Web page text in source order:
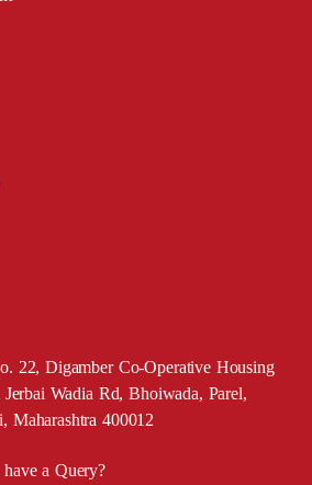
22, Digamber Co-Operative Housing
Jerbai Wadia Rd, Bhoiwada, Parel,
Maharashtra 400012
a Query?